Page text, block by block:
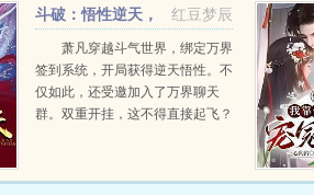
红豆梦辰
斗破：悟性逆天，
开局加入聊天群
萧凡穿越斗气世界，绑定万界
签到系统，开局获得逆天悟性。不
仅如此，还受邀加入了万界聊天
群。双重开挂，这不得直接起飞？
斗帝境界，雷帝之名响彻诸天万...